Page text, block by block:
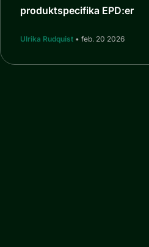
produktspecifika EPD:er
Ulrika Rudquist • feb. 20 2026